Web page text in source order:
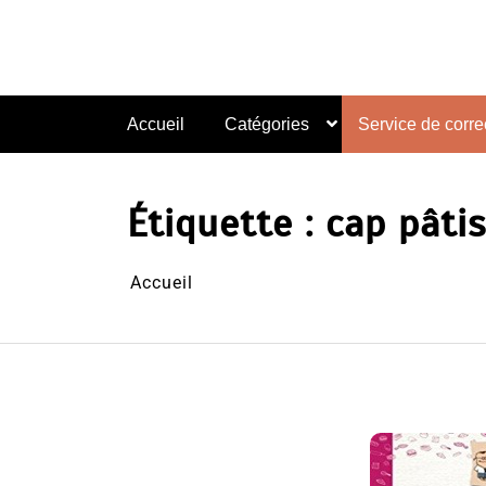
Accueil Catégories Service de
Étiquette : cap
Accueil